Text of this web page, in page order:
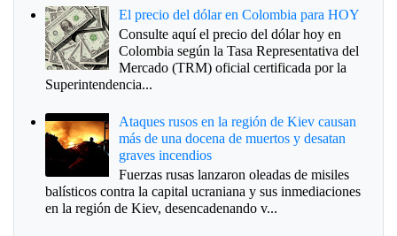
El precio del dólar en Colombia para HOY
Consulte aquí el precio del dólar hoy en
Colombia según la Tasa Representativa del
Mercado (TRM) oficial certificada por la
Superintendencia...
Ataques rusos en la región de Kiev causan
más de una docena de muertos y desatan
graves incendios
Fuerzas rusas lanzaron oleadas de misiles
balísticos contra la capital ucraniana y sus inmediaciones
en la región de Kiev, desencadenando v...